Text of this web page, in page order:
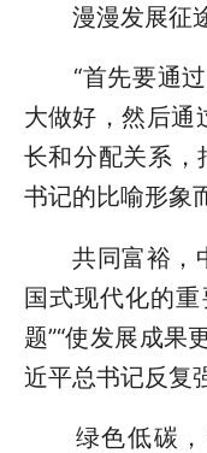
漫漫发展征途
“首先要通过
大做好，然后通
长和分配关系，
书记的比喻形象
共同富裕，中
国式现代化的
题”“使发展成果
近平总书记反复
绿色低碳，